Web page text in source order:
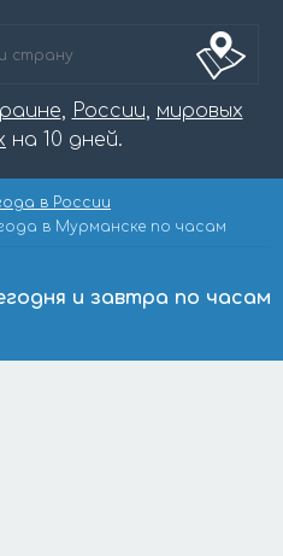
, России, мировых
на 10 дней.
в России
в Мурманске по часам
и завтра по часам